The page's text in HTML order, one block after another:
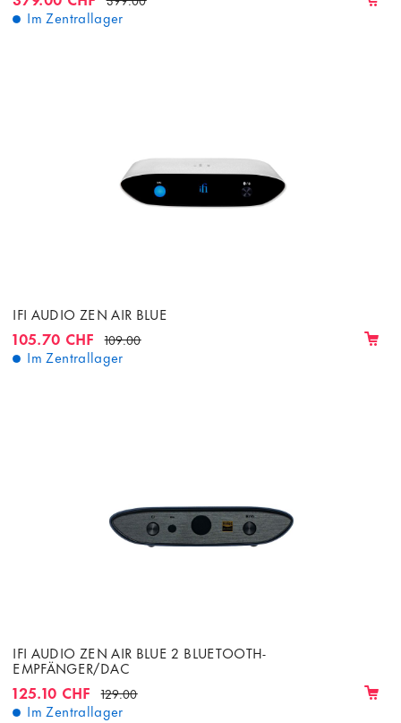
Im Zentrallager
IFI AUDIO ZEN AIR BLUE
105.70 CHF 109.00
Im Zentrallager
IFI AUDIO ZEN AIR BLUE 2 BLUETOOTH-
EMPFÄNGER/DAC
125.10 CHF 129.00
Im Zentrallager